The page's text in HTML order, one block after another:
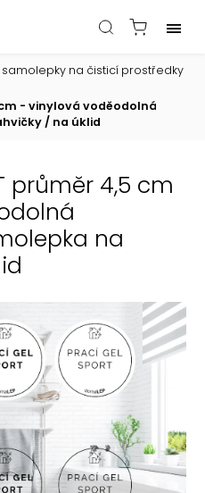
samolepky na čisticí prostředky
cm - vinylová voděodolná
/ na úklid
průměr 4,5 cm
na